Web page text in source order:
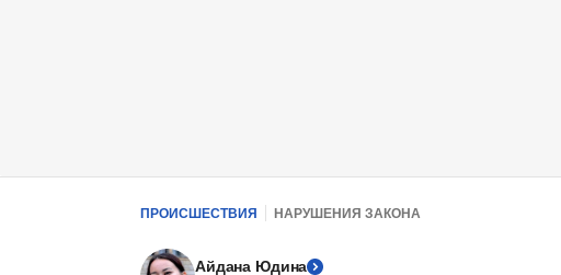
ПРОИСШЕСТВИЯ НАРУШЕНИЯ ЗАКОНА
Айдана Юдина